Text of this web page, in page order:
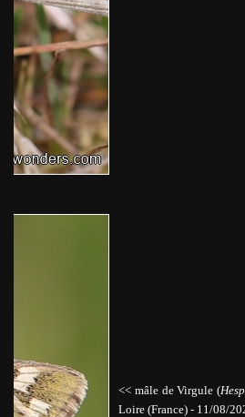
<< mâle de Virgule (
Loire (France) - 11/08/